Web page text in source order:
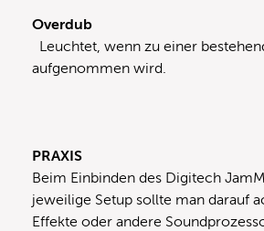
Leuchtet, wenn zu einer
aufgenommen wird.
PRAXIS
Beim Einbinden des Digitech
jeweilige Setup sollte man darauf
Effekte oder andere